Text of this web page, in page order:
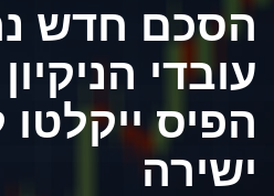
הסכם חדש
עובדי
הפיס
ישירה